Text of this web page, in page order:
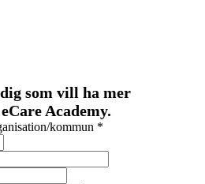
som vill ha mer
Academy.
kommun *